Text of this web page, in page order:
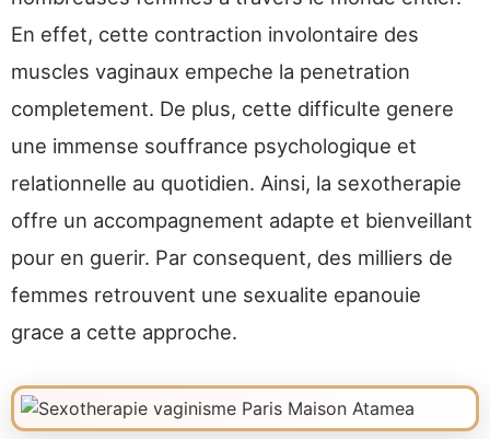
En effet, cette contraction involontaire des
muscles vaginaux empeche la penetration
completement. De plus, cette difficulte genere
une immense souffrance psychologique et
relationnelle au quotidien. Ainsi, la sexotherapie
offre un accompagnement adapte et bienveillant
pour en guerir. Par consequent, des milliers de
femmes retrouvent une sexualite epanouie
grace a cette approche.